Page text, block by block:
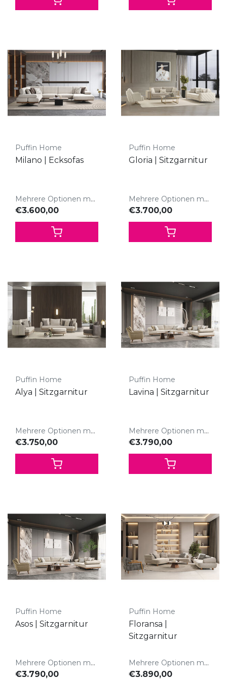
Puffin Home
Milano | Ecksofas
Mehrere Optionen möglich
€3.600,00
Puffin Home
Gloria | Sitzgarnitur
Mehrere Optionen möglich
€3.700,00
Puffin Home
Alya | Sitzgarnitur
Mehrere Optionen möglich
€3.750,00
Puffin Home
Lavina | Sitzgarnitur
Mehrere Optionen möglich
€3.790,00
Puffin Home
Asos | Sitzgarnitur
Mehrere Optionen möglich
€3.790,00
Puffin Home
Floransa |
Sitzgarnitur
Mehrere Optionen möglich
€3.890,00